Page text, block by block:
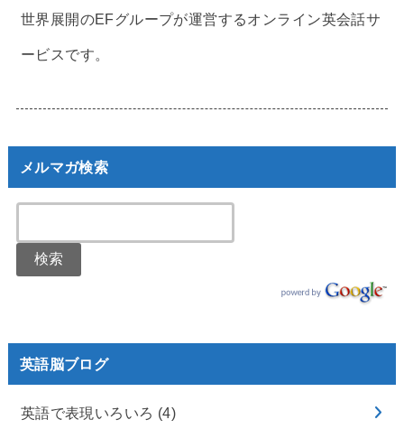
世界展開のEFグループが運営するオンライン英会話サ
ービスです。
メルマガ検索
英語脳ブログ
英語で表現いろいろ (4)